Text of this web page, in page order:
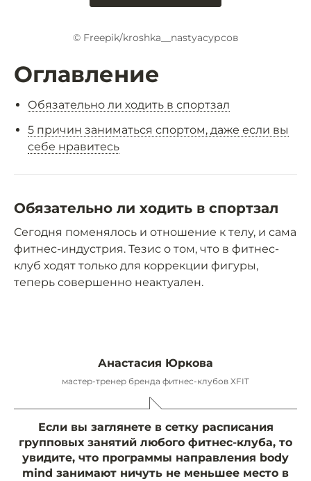
© Freepik/kroshka__nastyaсурсов
Оглавление
Обязательно ли ходить в спортзал
5 причин заниматься спортом, даже если вы
себе нравитесь
Обязательно ли ходить в спортзал
Сегодня поменялось и отношение к телу, и сама
фитнес-индустрия. Тезис о том, что в фитнес-
клуб ходят только для коррекции фигуры,
теперь совершенно неактуален.
Анастасия Юркова
мастер-тренер бренда фитнес-клубов XFIT
Если вы заглянете в сетку расписания
групповых занятий любого фитнес-клуба, то
увидите, что программы направления body
mind занимают ничуть не меньшее место в